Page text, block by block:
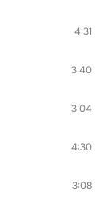
4:31
3:40
3:04
4:30
3:08